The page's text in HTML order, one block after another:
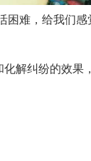
困难，给我们
解纠纷的效果